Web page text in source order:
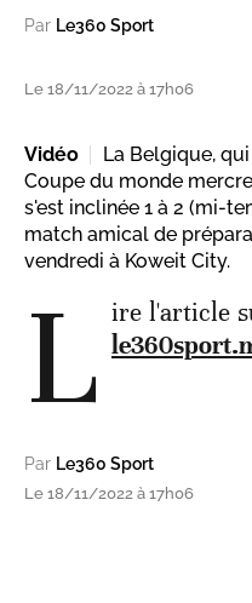
Par Le360 Sport
Le 18/11/2022 à 17h06
Vidéo
La Belgique,
Coupe du monde
s'est inclinée 1 à 2 (mi-
match amical de
vendredi à Koweit City.
L ire l'article
Par Le360 Sport
Le 18/11/2022 à 17h06